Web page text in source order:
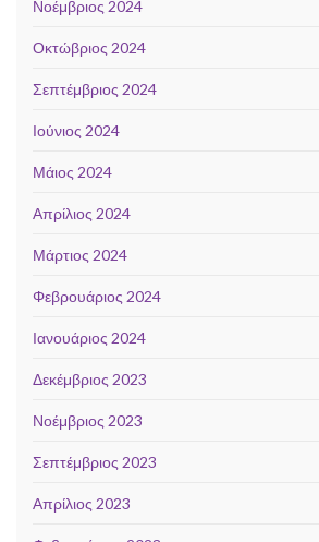
Νοέμβριος 2024
Οκτώβριος 2024
Σεπτέμβριος 2024
Ιούνιος 2024
Μάιος 2024
Απρίλιος 2024
Μάρτιος 2024
Φεβρουάριος 2024
Ιανουάριος 2024
Δεκέμβριος 2023
Νοέμβριος 2023
Σεπτέμβριος 2023
Απρίλιος 2023